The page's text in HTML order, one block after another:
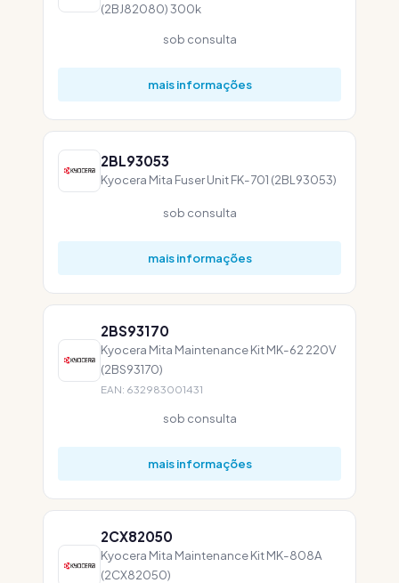
(2BJ82080) 300k
sob consulta
mais informações
2BL93053
Kyocera Mita Fuser Unit FK-701 (2BL93053)
sob consulta
mais informações
2BS93170
Kyocera Mita Maintenance Kit MK-62 220V
(2BS93170)
EAN: 632983001431
sob consulta
mais informações
2CX82050
Kyocera Mita Maintenance Kit MK-808A
(2CX82050)